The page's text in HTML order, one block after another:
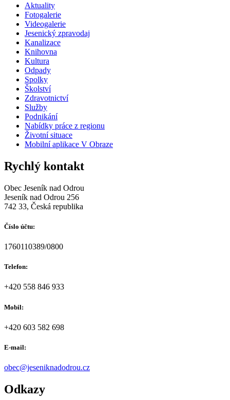
Aktuality
Fotogalerie
Videogalerie
Jesenický zpravodaj
Kanalizace
Knihovna
Kultura
Odpady
Spolky
Školství
Zdravotnictví
Služby
Podnikání
Nabídky práce z regionu
Životní situace
Mobilní aplikace V Obraze
Rychlý kontakt
Obec Jeseník nad Odrou
Jeseník nad Odrou 256
742 33, Česká republika
Číslo účtu:
1760110389/0800
Telefon:
+420 558 846 933
Mobil:
+420 603 582 698
E-mail:
obec@jeseniknadodrou.cz
Odkazy